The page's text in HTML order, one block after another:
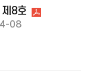
8호
08